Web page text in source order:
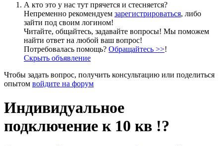
А кто это у нас тут прячется и стесняется?
Непременно рекомендуем зарегистрироваться, либо
зайти под своим логином!
Читайте, общайтесь, задавайте вопросы! Мы поможем
найти ответ на любой ваш вопрос!
Потребовалась помощь? Обращайтесь >>!
Скрыть объявление
Чтобы задать вопрос, получить консультацию или поделиться
опытом войдите на форум
Индивидуальное
подключение к 10 кв !?